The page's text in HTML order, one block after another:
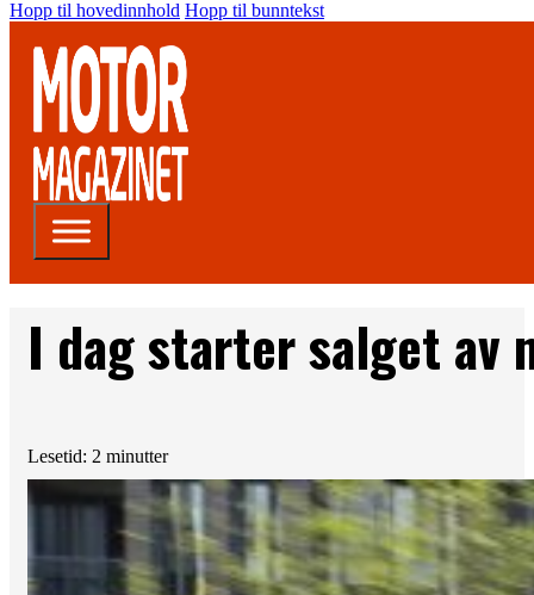
Hopp til hovedinnhold Hopp til bunntekst
I dag starter salget av
Lesetid: 2 minutter